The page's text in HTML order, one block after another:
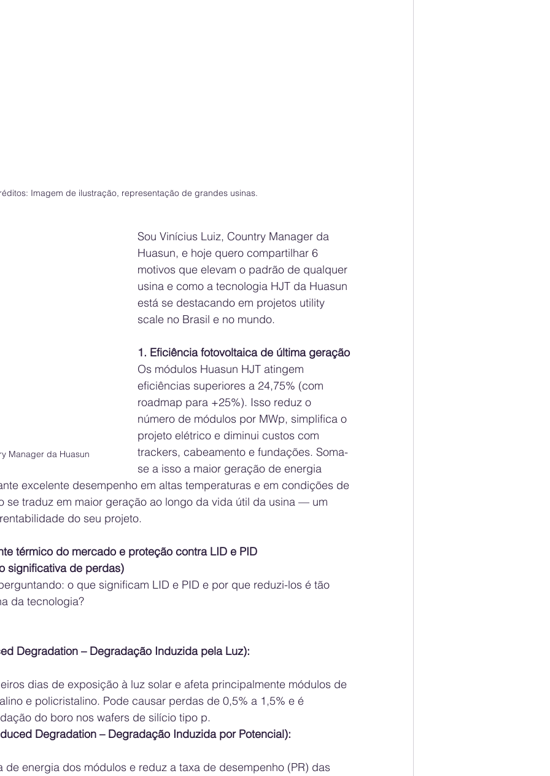
Imagem de ilustração, representação de grandes usinas.
Manager da Huasun
Sou Vinícius Luiz, Country Manager da
Huasun, e hoje quero compartilhar 6
motivos que elevam o padrão de qualquer
usina e como a tecnologia HJT da Huasun
está se destacando em projetos utility
scale no Brasil e no mundo.
1. Eficiência fotovoltaica de última geração
Os módulos Huasun HJT atingem
eficiências superiores a 24,75% (com
roadmap para +25%). Isso reduz o
número de módulos por MWp, simplifica o
projeto elétrico e diminui custos com
trackers, cabeamento e fundações. Soma-
se a isso a maior geração de energia
excelente desempenho em altas temperaturas e em condições de
se traduz em maior geração ao longo da vida útil da usina — um
do seu projeto.
térmico do mercado e proteção contra LID e PID
significativa de perdas)
o que significam LID e PID e por que reduzi-los é tão
da tecnologia?
Degradation – Degradação Induzida pela Luz):
dias de exposição à luz solar e afeta principalmente módulos de
e policristalino. Pode causar perdas de 0,5% a 1,5% e é
do boro nos wafers de silício tipo p.
Degradation – Degradação Induzida por Potencial):
de energia dos módulos e reduz a taxa de desempenho (PR) das